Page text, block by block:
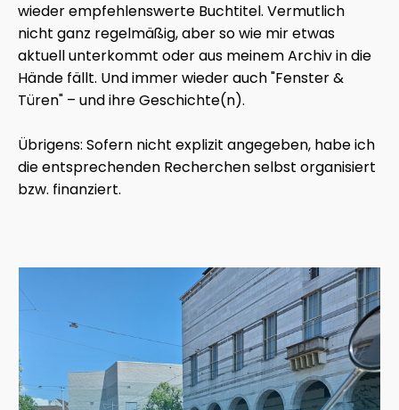
wieder empfehlenswerte Buchtitel. Vermutlich
nicht ganz regelmäßig, aber so wie mir etwas
aktuell unterkommt oder aus meinem Archiv in die
Hände fällt. Und immer wieder auch "Fenster &
Türen" – und ihre Geschichte(n).
Übrigens: Sofern nicht explizit angegeben, habe ich
die entsprechenden Recherchen selbst organisiert
bzw. finanziert.